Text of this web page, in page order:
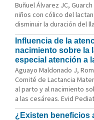
Buñuel Álvarez JC,
niños con cólico del
disminuir la duración del
Influencia de la
nacimiento sobre la
especial atención a
Aguayo Maldonado J,
Comité de Lactancia
al parto y al nacimiento
a las cesáreas. Evid
¿Existen beneficios